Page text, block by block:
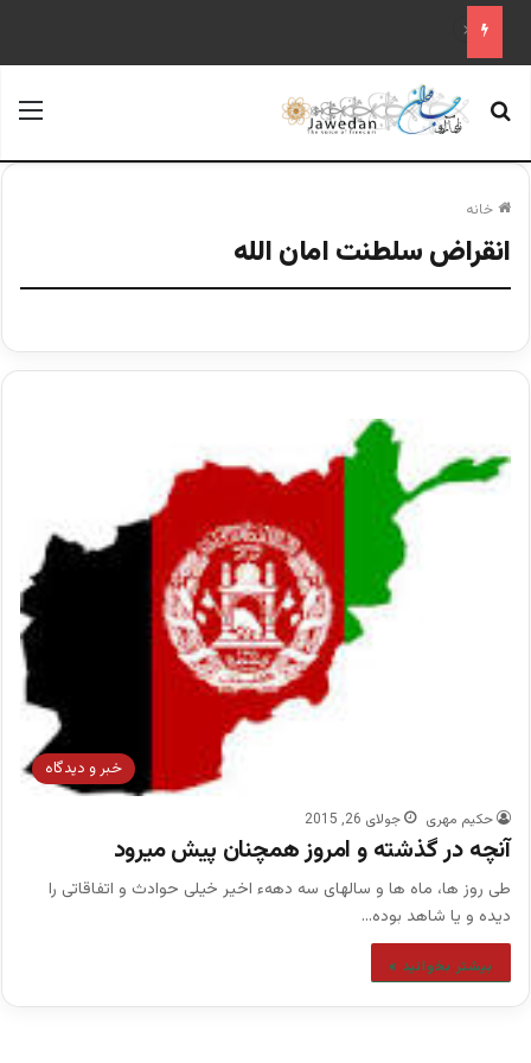
قابل توجه آقایان احمد مسعود و قیوم ملنک
جستجو برای
خانه
انقراض سلطنت امان الله
خبر و دیدگاه
حکیم مهری جولای 26, 2015
آنچه در گذشته و امروز همچنان پیش میرود
طی روز ها، ماه ها و سالهای سه دههء اخیر خیلی حوادث و اتفاقاتی را
دیده و یا شاهد بوده…
بیشتر بخوانید »